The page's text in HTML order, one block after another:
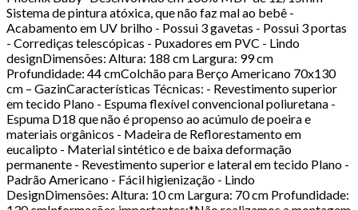
Sistema de pintura atóxica, que não faz mal ao bebê -
Acabamento em UV brilho - Possui 3 gavetas - Possui 3 portas
- Corrediças telescópicas - Puxadores em PVC - Lindo
designDimensões: Altura: 188 cm Largura: 99 cm
Profundidade: 44 cmColchão para Berço Americano 70x130
cm – GazinCaracterísticas Técnicas: - Revestimento superior
em tecido Plano - Espuma flexível convencional poliuretana -
Espuma D18 que não é propenso ao acúmulo de poeira e
materiais orgânicos - Madeira de Reflorestamento em
eucalipto - Material sintético e de baixa deformação
permanente - Revestimento superior e lateral em tecido Plano -
Padrão Americano - Fácil higienização - Lindo
DesignDimensões: Altura: 10 cm Largura: 70 cm Profundidade: